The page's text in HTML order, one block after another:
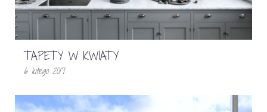
TAPETY W KWIATY
6 lutego 2017